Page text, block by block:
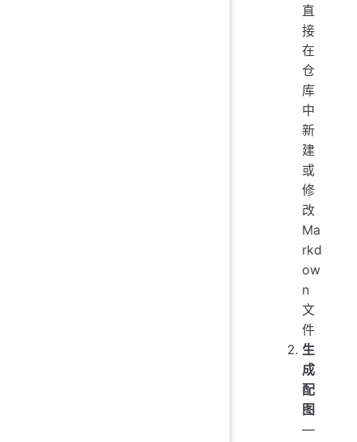
直
接
在
仓
库
中
新
建
或
修
改
Ma
rkd
ow
n
文
件
生
成
配
图
—